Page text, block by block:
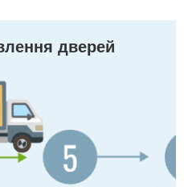
дверей